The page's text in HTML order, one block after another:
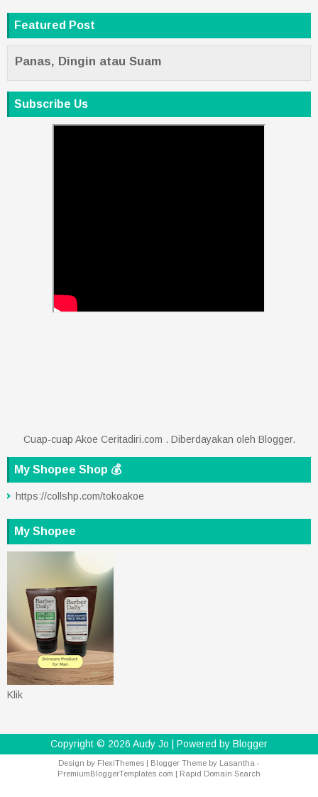
Featured Post
Panas, Dingin atau Suam
Subscribe Us
Cuap-cuap Akoe Ceritadiri.com . Diberdayakan oleh Blogger.
My Shopee Shop 💰
https://collshp.com/tokoakoe
My Shopee
Klik
Copyright © 2026 Audy Jo | Powered by Blogger
Design by FlexiThemes | Blogger Theme by Lasantha -
PremiumBloggerTemplates.com | Rapid Domain Search